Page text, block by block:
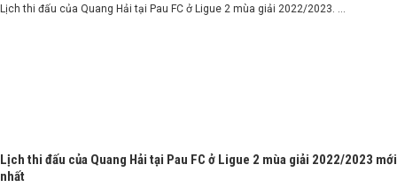
Lịch thi đấu của Quang Hải tại Pau FC ở Ligue 2 mùa giải 2022/2023. ...
Lịch thi đấu của Quang Hải tại Pau FC ở Ligue 2 mùa giải 2022/2023 mới
nhất